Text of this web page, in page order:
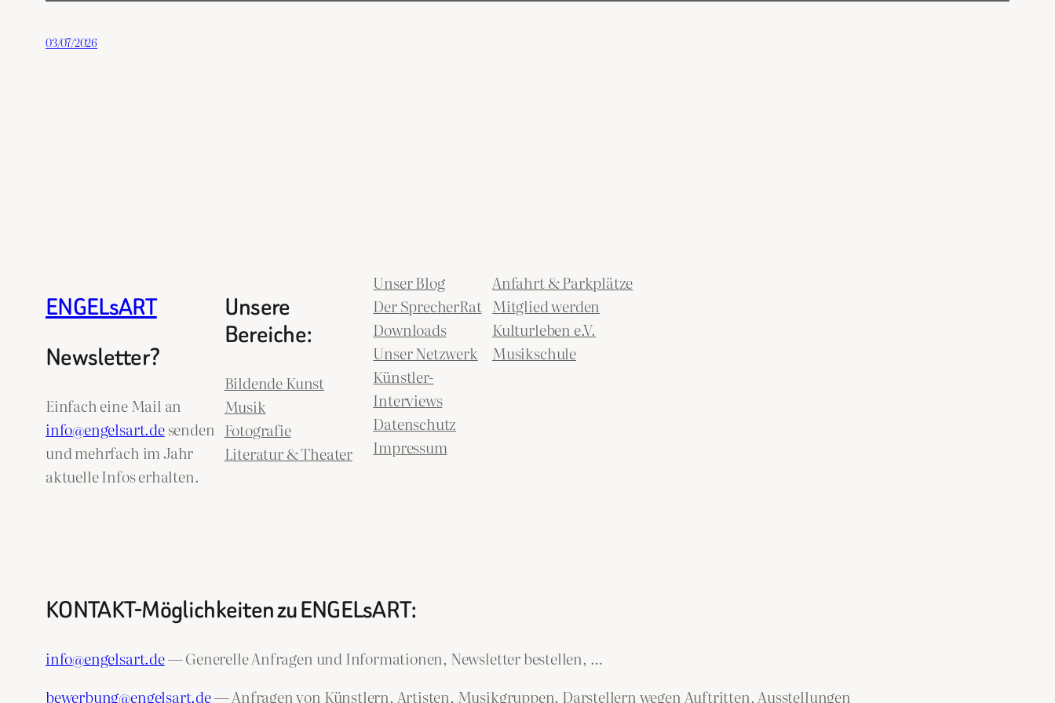
03/07/2026
ENGELsART
Newsletter?
Einfach eine Mail an
info@engelsart.desenden
und mehrfach im Jahr
aktuelle Infos erhalten.
Unsere
Bereiche:
Bildende Kunst
Musik
Fotografie
Literatur & Theater
Unser Blog
Der SprecherRat
Downloads
Unser Netzwerk
Künstler-
Interviews
Datenschutz
Impressum
Anfahrt & Parkplätze
Mitglied werden
Kulturleben e.V.
Musikschule
KONTAKT-Möglichkeiten zu ENGELsART:
info@engelsart.de— Generelle Anfragen und Informationen, Newsletter bestellen, …
bewerbung@engelsart.de— Anfragen von Künstlern, Artisten, Musikgruppen, Darstellern wegen Auftritten, Ausstellungen